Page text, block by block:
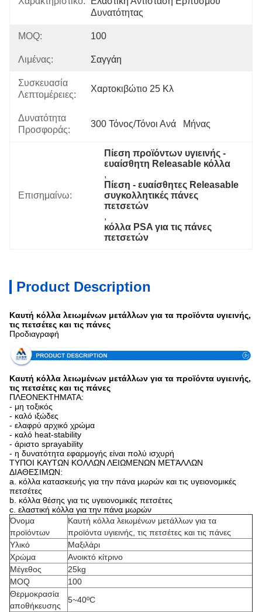
Δυνατότητας
MOQ: 100
Λιμένας: Σαγγάη
Συσκευασία
Λεπτομέρειες:
Χαρτοκιβώτιο 25 Κλ
Δυνατότητα
Προσφοράς:
300 Τόνος/τόνοι Ανά   Μήνας
Επισημαίνω:
Πίεση προϊόντων υγιεινής -
ευαίσθητη Releasable κόλλα
,
Πίεση - ευαίσθητες Releasable
συγκολλητικές πάνες
πετσετών
,
κόλλα PSA για τις πάνες
πετσετών
Product Description
Καυτή κόλλα λειωμένων μετάλλων για τα προϊόντα υγιεινής,
τις πετσέτες και τις πάνες
Προδιαγραφή
Καυτή κόλλα λειωμένων μετάλλων για τα προϊόντα υγιεινής,
τις πετσέτες και τις πάνες
ΠΛΕΟΝΕΚΤΗΜΑΤΑ:
- μη τοξικός
- καλό ιξώδες
- ελαφρύ αρχικό χρώμα
- καλό heat-stability
- άριστο sprayability
- η δυνατότητα εφαρμογής είναι πολύ ισχυρή
ΤΥΠΟΙ ΚΑΥΤΩΝ ΚΟΛΛΩΝ ΛΕΙΩΜΕΝΩΝ ΜΕΤΆΛΛΩΝ
ΔΙΑΘΕΣΙΜΩΝ:
a. κόλλα κατασκευής για την πάνα μωρών και τις υγειονομικές
πετσέτες
b. κόλλα θέσης για τις υγειονομικές πετσέτες
c. ελαστική κόλλα για την πάνα μωρών
Όνομα
προϊόντων
Καυτή κόλλα λειωμένων μετάλλων για τα
προϊόντα υγιεινής, τις πετσέτες και τις πάνες
Υλικό
Μαξιλάρι
Χρώμα
Ανοικτό κίτρινο
Μέγεθος
25kg
MOQ
100
Θερμοκρασία
αποθήκευσης
5~40ºC